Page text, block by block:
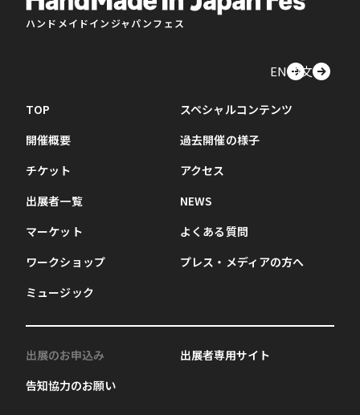
ハンドメイドインジャパンフェス
EN中文
TOP
開催概要
チケット
出展者一覧
マーケット
ワークショップ
ミュージック
スペシャルコンテンツ
過去開催の様子
アクセス
NEWS
よくある質問
プレス・メディアの方へ
出展のお申込み
告知協力のお願い
出展者専用サイト